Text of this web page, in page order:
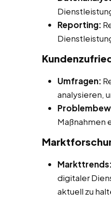
Reporting:
Umfragen:
analysieren,
Maßnahmen
Markttrends:
digitaler
aktuell zu